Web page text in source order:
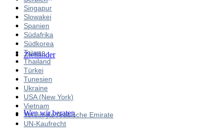
Zielländer
Wen wir beraten
Singapur
Slowakei
Spanien
Südafrika
Südkorea
Taiwan
Thailand
Türkei
Tunesien
Ukraine
USA (New York)
Vietnam
Vereinigte Arabische Emirate
UN-Kaufrecht